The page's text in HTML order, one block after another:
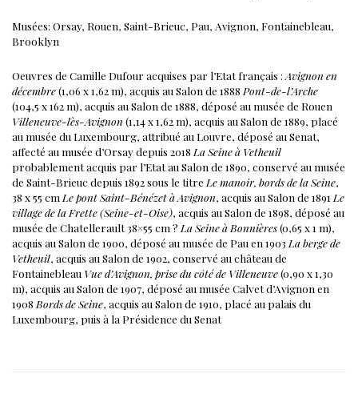
Musées: Orsay, Rouen, Saint-Brieuc, Pau, Avignon, Fontainebleau,
Brooklyn
Oeuvres de Camille Dufour acquises par l’Etat français : Avignon en
décembre(1,06 x 1,62 m), acquis au Salon de 1888 Pont-de-l’Arche
(104,5 x 162 m), acquis au Salon de 1888, déposé au musée de Rouen
Villeneuve-lès-Avignon (1,14 x 1,62 m), acquis au Salon de 1889, placé
au musée du Luxembourg, attribué au Louvre, déposé au Senat,
affecté au musée d’Orsay depuis 2018 La Seine à Vetheuil
probablement acquis par l’Etat au Salon de 1890, conservé au musée
de Saint-Brieuc depuis 1892 sous le titre Le manoir, bords de la Seine,
38 x 55 cm Le pont Saint-Bénézet à Avignon, acquis au Salon de 1891 Le
village de la Frette (Seine-et-Oise), acquis au Salon de 1898, déposé au
musée de Chatellerault 38×55 cm ? La Seine à Bonnières(0,65 x 1 m),
acquis au Salon de 1900, déposé au musée de Pau en 1903 La berge de
Vetheuil, acquis au Salon de 1902, conservé au château de
Fontainebleau Vue d’Avignon, prise du côté de Villeneuve(0,90 x 1,30
m), acquis au Salon de 1907, déposé au musée Calvet d’Avignon en
1908 Bords de Seine, acquis au Salon de 1910, placé au palais du
Luxembourg, puis à la Présidence du Senat